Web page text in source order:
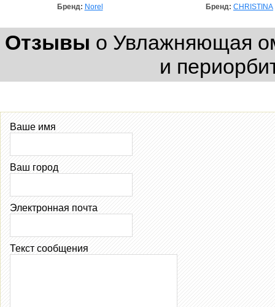
Бренд: Norel Бренд: CHRISTINA
Отзывы о Увлажняющая
и
Ваше имя
Ваш город
Электронная почта
Текст сообщения